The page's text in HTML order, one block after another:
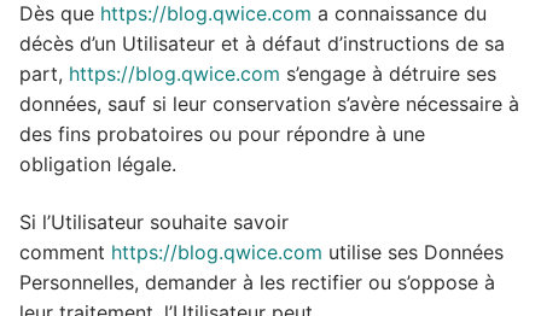
Dès que https://blog.qwice.com a connaissance du
décès d’un Utilisateur et à défaut d’instructions de sa
part, https://blog.qwice.com s’engage à détruire ses
données, sauf si leur conservation s’avère nécessaire à
des fins probatoires ou pour répondre à une
obligation légale.
Si l’Utilisateur souhaite savoir
comment https://blog.qwice.com utilise ses Données
Personnelles, demander à les rectifier ou s’oppose à